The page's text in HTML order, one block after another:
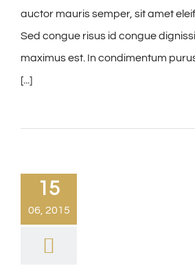
auctor mauris semper, sit amet
Sed congue risus id congue
maximus est. In condimentum
[...]
15
06, 2015